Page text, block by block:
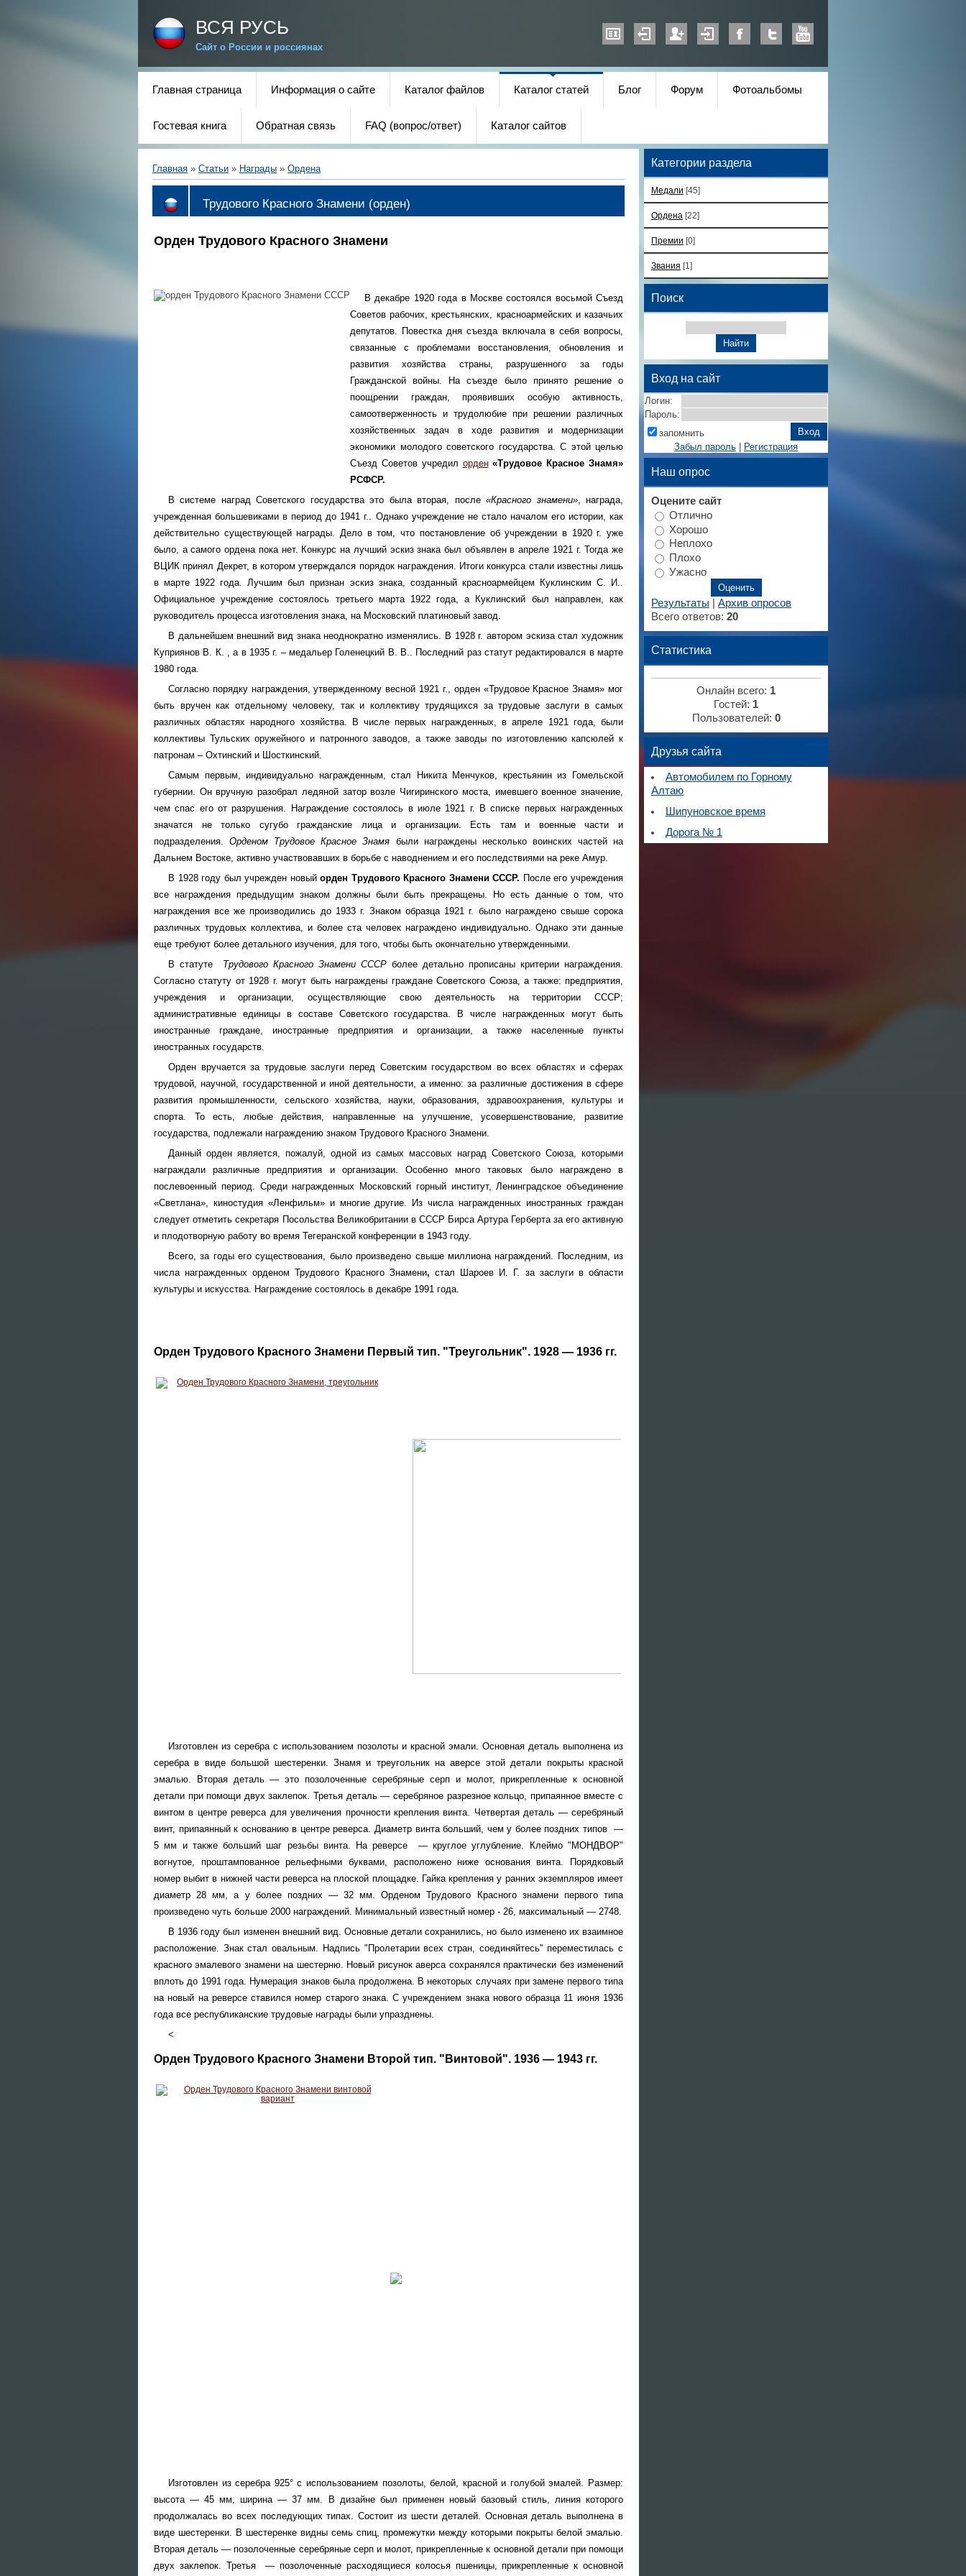
ВСЯ РУСЬ
Сайт о России и россиянах
Главная страница Информация о сайте Каталог файлов Каталог статей Блог Форум Фотоальбомы
Гостевая книга Обратная связь FAQ (вопрос/ответ) Каталог сайтов
Главная » Статьи » Награды » Ордена
Трудового Красного Знамени (орден)
Орден Трудового Красного Знамени
В декабре 1920 года в Москве состоялся восьмой Съезд
Советов рабочих, крестьянских, красноармейских и казачьих
депутатов. Повестка дня съезда включала в себя вопросы,
связанные с проблемами восстановления, обновления и
развития хозяйства страны, разрушенного за годы
Гражданской войны. На съезде было принято решение о
поощрении граждан, проявивших особую активность,
самоотверженность и трудолюбие при решении различных
хозяйственных задач в ходе развития и модернизации
экономики молодого советского государства. С этой целью
Съезд Советов учредил орден «Трудовое Красное Знамя»
РСФСР.
В системе наград Советского государства это была вторая, после«Красного знамени», награда,
учрежденная большевиками в период до 1941 г.. Однако учреждение не стало началом его истории, как
действительно существующей награды. Дело в том, что постановление об учреждении в 1920 г. уже
было, а самого ордена пока нет. Конкурс на лучший эскиз знака был объявлен в апреле 1921 г. Тогда же
ВЦИК принял Декрет, в котором утверждался порядок награждения. Итоги конкурса стали известны лишь
в марте 1922 года. Лучшим был признан эскиз знака, созданный красноармейцем Куклинским С. И..
Официальное учреждение состоялось третьего марта 1922 года, а Куклинский был направлен, как
руководитель процесса изготовления знака, на Московский платиновый завод.
В дальнейшем внешний вид знака неоднократно изменялись. В 1928 г. автором эскиза стал художник
Куприянов В. К. , а в 1935 г. – медальер Голенецкий В. В.. Последний раз статут редактировался в марте
1980 года.
Согласно порядку награждения, утвержденному весной 1921 г., орден «Трудовое Красное Знамя» мог
быть вручен как отдельному человеку, так и коллективу трудящихся за трудовые заслуги в самых
различных областях народного хозяйства. В числе первых награжденных, в апреле 1921 года, были
коллективы Тульских оружейного и патронного заводов, а также заводы по изготовлению капсюлей к
патронам – Охтинский и Шосткинский.
Самым первым, индивидуально награжденным, стал Никита Менчуков, крестьянин из Гомельской
губернии. Он вручную разобрал ледяной затор возле Чигиринского моста, имевшего военное значение,
чем спас его от разрушения. Награждение состоялось в июле 1921 г. В списке первых награжденных
значатся не только сугубо гражданские лица и организации. Есть там и военные части и
подразделения.Орденом Трудовое Красное Знамя были награждены несколько воинских частей на
Дальнем Востоке, активно участвовавших в борьбе с наводнением и его последствиями на реке Амур.
В 1928 году был учрежден новыйорден Трудового Красного Знамени СССР. После его учреждения
все награждения предыдущим знаком должны были быть прекращены. Но есть данные о том, что
награждения все же производились до 1933 г. Знаком образца 1921 г. было награждено свыше сорока
различных трудовых коллектива, и более ста человек награждено индивидуально. Однако эти данные
еще требуют более детального изучения, для того, чтобы быть окончательно утвержденными.
В статуте
Трудового Красного Знамени СССР более детально прописаны критерии награждения.
Согласно статуту от 1928 г. могут быть награждены граждане Советского Союза, а также: предприятия,
учреждения и организации, осуществляющие свою деятельность на территории СССР;
административные единицы в составе Советского государства. В числе награжденных могут быть
иностранные граждане, иностранные предприятия и организации, а также населенные пункты
иностранных государств.
Орден вручается за трудовые заслуги перед Советским государством во всех областях и сферах
трудовой, научной, государственной и иной деятельности, а именно: за различные достижения в сфере
развития промышленности, сельского хозяйства, науки, образования, здравоохранения, культуры и
спорта. То есть, любые действия, направленные на улучшение, усовершенствование, развитие
государства, подлежали награждению знаком Трудового Красного Знамени.
Данный орден является, пожалуй, одной из самых массовых наград Советского Союза, которыми
награждали различные предприятия и организации. Особенно много таковых было награждено в
послевоенный период. Среди награжденных Московский горный институт, Ленинградское объединение
«Светлана», киностудия «Ленфильм» и многие другие. Из числа награжденных иностранных граждан
следует отметить секретаря Посольства Великобритании в СССР Бирса Артура Герберта за его активную
и плодотворную работу во время Тегеранской конференции в 1943 году.
Всего, за годы его существования, было произведено свыше миллиона награждений. Последним, из
числа награжденных орденом Трудового Красного Знамени, стал Шароев И. Г. за заслуги в области
культуры и искусства. Награждение состоялось в декабре 1991 года.
Орден Трудового Красного Знамени Первый тип. "Треугольник". 1928 — 1936 гг.
Изготовлен из серебра с использованием позолоты и красной эмали. Основная деталь выполнена из
серебра в виде большой шестеренки. Знамя и треугольник на аверсе этой детали покрыты красной
эмалью. Вторая деталь — это позолоченные серебряные серп и молот, прикрепленные к основной
детали при помощи двух заклепок. Третья деталь — серебряное разрезное кольцо, припаянное вместе с
винтом в центре реверса для увеличения прочности крепления винта. Четвертая деталь — серебряный
винт, припаянный к основанию в центре реверса. Диаметр винта больший, чем у более поздних типов —
5 мм и также больший шаг резьбы винта. На реверсе — круглое углубление. Клеймо "МОНДВОР"
вогнутое, проштампованное рельефными буквами, расположено ниже основания винта. Порядковый
номер выбит в нижней части реверса на плоской площадке. Гайка крепления у ранних экземпляров имеет
диаметр 28 мм, а у более поздних — 32 мм. Орденом Трудового Красного знамени первого типа
произведено чуть больше 2000 награждений. Минимальный известный номер - 26, максимальный — 2748.
В 1936 году был изменен внешний вид. Основные детали сохранились, но было изменено их взаимное
расположение. Знак стал овальным. Надпись "Пролетарии всех стран, соединяйтесь" переместилась с
красного эмалевого знамени на шестерню. Новый рисунок аверса сохранялся практически без изменений
вплоть до 1991 года. Нумерация знаков была продолжена. В некоторых случаях при замене первого типа
на новый на реверсе ставился номер старого знака. С учреждением знака нового образца 11 июня 1936
года все республиканские трудовые награды были упразднены.
<
Орден Трудового Красного Знамени Второй тип. "Винтовой". 1936 — 1943 гг.
Изготовлен из серебра 925° с использованием позолоты, белой, красной и голубой эмалей. Размер:
высота — 45 мм, ширина — 37 мм. В дизайне был применен новый базовый стиль, линия которого
продолжалась во всех последующих типах. Состоит из шести деталей. Основная деталь выполнена в
виде шестеренки. В шестеренке видны семь спиц, промежутки между которыми покрыты белой эмалью.
Вторая деталь — позолоченные серебряные серп и молот, прикрепленные к основной детали при помощи
двух заклепок. Третья — позолоченные расходящиеся колосья пшеницы, прикрепленные к основной
Категории раздела
Медали [45]
Ордена [22]
Премии [0]
Звания [1]
Поиск
Вход на сайт
Логин:
Пароль:
запомнить
Забыл пароль
Регистрация
Наш опрос
Оцените сайт
Отлично
Хорошо
Неплохо
Плохо
Ужасно
Результаты
Архив опросов
Всего ответов: 20
Статистика
Онлайн всего: 1
Гостей: 1
Пользователей: 0
Друзья сайта
Автомобилем по Горному
Алтаю
Шипуновское время
Дорога № 1